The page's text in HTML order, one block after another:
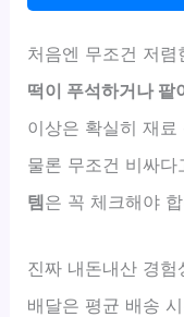
처음엔 무조건 저
떡이 푸석하거나 팥
이상은 확실히 재
물론 무조건 비싸
템은 꼭 체크해야
진짜 내돈내산 경
배달은 평균 배송